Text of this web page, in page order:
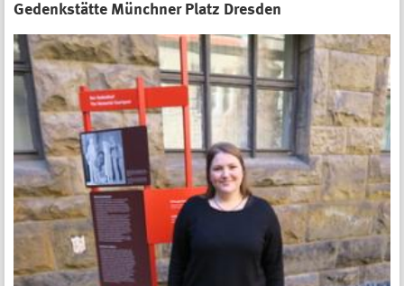
Gedenkstätte Münchner Platz Dresden